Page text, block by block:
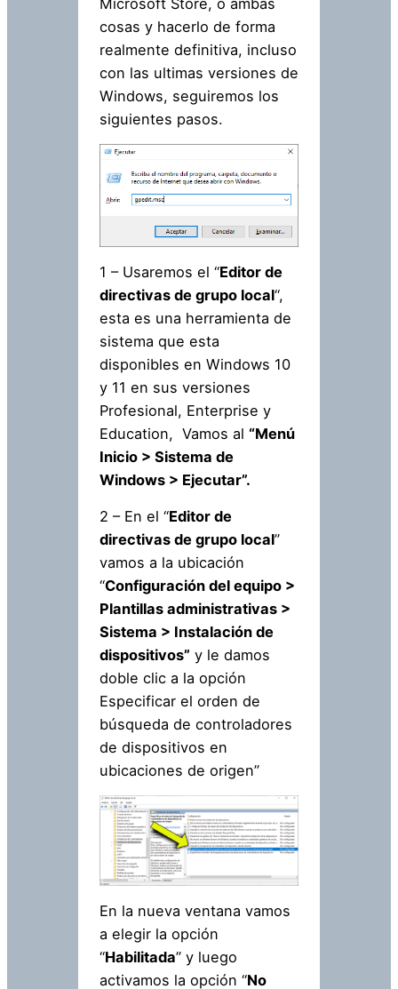
Microsoft Store, o ambas
cosas y hacerlo de forma
realmente definitiva, incluso
con las ultimas versiones de
Windows, seguiremos los
siguientes pasos.
1 – Usaremos el “Editor de
directivas de grupo local“,
esta es una herramienta de
sistema que esta
disponibles en Windows 10
y 11 en sus versiones
Profesional, Enterprise y
Education, Vamos al “Menú
Inicio > Sistema de
Windows > Ejecutar”.
2 – En el “Editor de
directivas de grupo local”
vamos a la ubicación
“Configuración del equipo >
Plantillas administrativas >
Sistema > Instalación de
dispositivos” y le damos
doble clic a la opción
Especificar el orden de
búsqueda de controladores
de dispositivos en
ubicaciones de origen”
En la nueva ventana vamos
a elegir la opción
“Habilitada” y luego
activamos la opción “No